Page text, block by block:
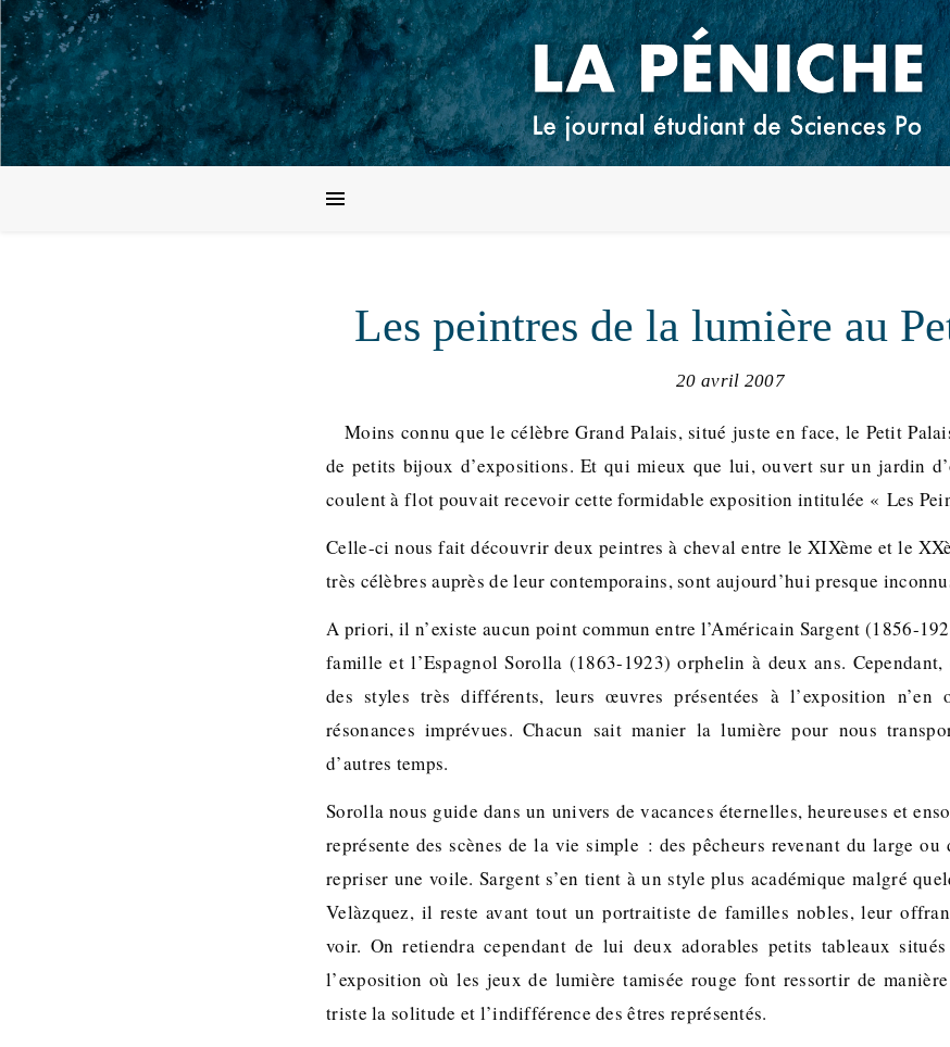
Les peintres de la lumière au
20 avril 2007
Moins connu que le célèbre Grand Palais, situé juste en face, le Petit
de petits bijoux d’expositions. Et qui mieux que lui, ouvert sur un jardin
coulent à flot pouvait recevoir cette formidable exposition intitulée « Les
Celle-ci nous fait découvrir deux peintres à cheval entre le XIXème et le
très célèbres auprès de leur contemporains, sont aujourd’hui presque
A priori, il n’existe aucun point commun entre l’Américain Sargent (1856-
famille et l’Espagnol Sorolla (1863-1923) orphelin à deux ans.
des styles très différents, leurs œuvres présentées à l’exposition n’en
résonances imprévues. Chacun sait manier la lumière pour nous
d’autres temps.
Sorolla nous guide dans un univers de vacances éternelles, heureuses et
représente des scènes de la vie simple : des pêcheurs revenant du large ou
repriser une voile. Sargent s’en tient à un style plus académique malgré
Velàzquez, il reste avant tout un portraitiste de familles nobles, leur
voir. On retiendra cependant de lui deux adorables petits tableaux
l’exposition où les jeux de lumière tamisée rouge font ressortir de
triste la solitude et l’indifférence des êtres représentés.